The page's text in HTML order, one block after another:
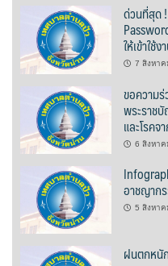
บ้านกังหัน @ ปัวคอทเทจ
บ้านต้นคูณ
บ้านนาโฮมสเตย์
บ้านปัว ปลายนา
บ้านพักชมดอย
บ้านยลญภา
บ้านริมทุ่งรีสอร์ท
ด่วนที่สุด
ให้เข้าใช้
7 สิงหาค
ขอความ
พระราช
และโรค
6 สิงหาค
อาชญากร
5 สิงหาค
ฝนตกหนั